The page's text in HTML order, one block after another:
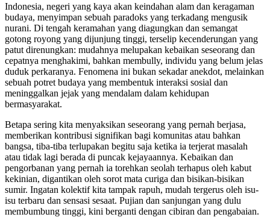
Indonesia, negeri yang kaya akan keindahan alam dan keragaman
budaya, menyimpan sebuah paradoks yang terkadang mengusik
nurani. Di tengah keramahan yang diagungkan dan semangat
gotong royong yang dijunjung tinggi, terselip kecenderungan yang
patut direnungkan: mudahnya melupakan kebaikan seseorang dan
cepatnya menghakimi, bahkan membully, individu yang belum jelas
duduk perkaranya. Fenomena ini bukan sekadar anekdot, melainkan
sebuah potret budaya yang membentuk interaksi sosial dan
meninggalkan jejak yang mendalam dalam kehidupan
bermasyarakat.
Betapa sering kita menyaksikan seseorang yang pernah berjasa,
memberikan kontribusi signifikan bagi komunitas atau bahkan
bangsa, tiba-tiba terlupakan begitu saja ketika ia terjerat masalah
atau tidak lagi berada di puncak kejayaannya. Kebaikan dan
pengorbanan yang pernah ia torehkan seolah terhapus oleh kabut
kekinian, digantikan oleh sorot mata curiga dan bisikan-bisikan
sumir. Ingatan kolektif kita tampak rapuh, mudah tergerus oleh isu-
isu terbaru dan sensasi sesaat. Pujian dan sanjungan yang dulu
membumbung tinggi, kini berganti dengan cibiran dan pengabaian.